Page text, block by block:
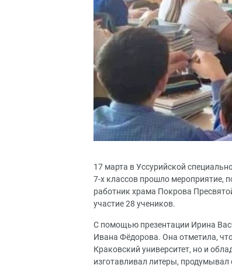
17 марта в Уссурийской
7-х классов прошло мероприятие,
работник храма Покрова
участие 28 учеников.
С помощью презентации Ирина
Ивана Фёдорова. Она отметила,
Краковский университет, но и
изготавливал литеры,